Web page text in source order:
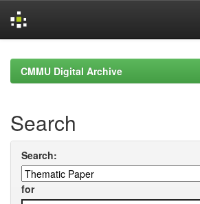
navigationCMMU Digital Archive
Search
Search:
for